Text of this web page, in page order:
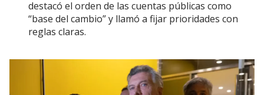
destacó el orden de las cuentas públicas como
“base del cambio” y llamó a fijar prioridades con
reglas claras.